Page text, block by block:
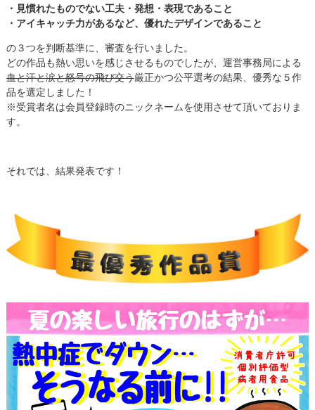
・見慣れたものでない工夫・発想・表現であること
・アイキャッチ力があるなど、優れたデザインであること
の３つを判断基準に、審査を行いました。
どの作品も熱い思いを感じさせるものでしたが、運営事務局による
血と汗と涙と怒号の飛び交う厳正かつ公平選考の結果、優秀な５作
品を選定しました！
※受賞者名は会員登録時のニックネームを使用させて頂いておりま
す。
それでは、結果発表です！